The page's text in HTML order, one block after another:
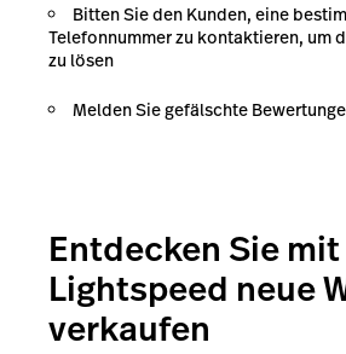
Bitten Sie den Kunden, eine
Telefonnummer zu kontaktieren, um
zu lösen
Melden Sie gefälschte
Entdecken Sie mit
Lightspeed neue
verkaufen